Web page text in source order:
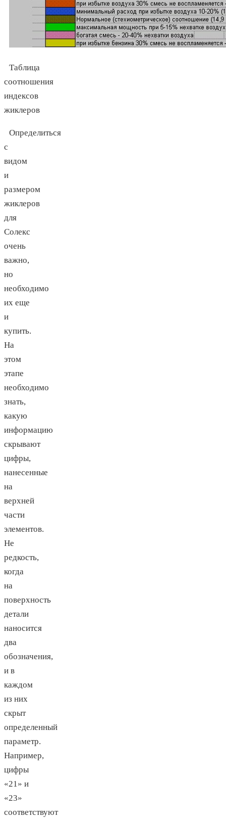
Таблица
соотношения
индексов
жиклеров
Определиться
с
видом
и
размером
жиклеров
для
Солекс
очень
важно,
но
необходимо
их еще
и
купить.
На
этом
этапе
необходимо
знать,
какую
информацию
скрывают
цифры,
нанесенные
на
верхней
части
элементов.
Не
редкость,
когда
на
поверхность
детали
наносится
два
обозначения,
и в
каждом
из них
скрыт
определенный
параметр.
Например,
цифры
«21» и
«23»
соответствуют